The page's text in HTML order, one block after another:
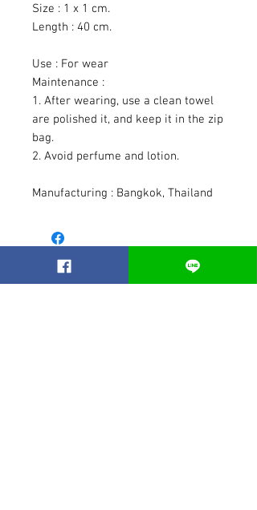
Size : 1 x 1 cm.
Length : 40 cm.
Use : For wear
Maintenance :
1. After wearing, use a clean towel
are polished it, and keep it in the zip
bag.
2. Avoid perfume and lotion.
Manufacturing : Bangkok, Thailand
Related Products